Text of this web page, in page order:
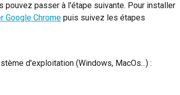
pouvez passer à l'étape suivante. Pour installer
Google Chrome puis suivez les étapes
d'exploitation (Windows, MacOs...) :